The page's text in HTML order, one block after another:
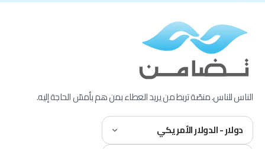
الناس للناس. منصّة تربط من يريد العطاء بمن هم بأمسّ الحاجة إليه.
دولار - الدولار الأمريكي